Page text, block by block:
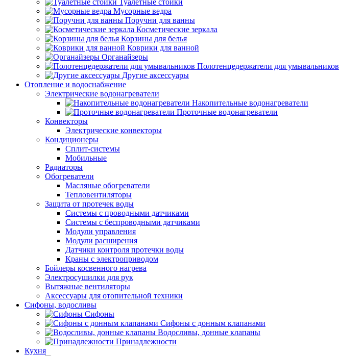
Туалетные стойки
Мусорные ведра
Поручни для ванны
Косметические зеркала
Корзины для белья
Коврики для ванной
Органайзеры
Полотенцедержатели для умывальников
Другие аксессуары
Отопление и водоснабжение
Электрические водонагреватели
Накопительные водонагреватели
Проточные водонагреватели
Конвекторы
Электрические конвекторы
Кондиционеры
Сплит-системы
Мобильные
Радиаторы
Обогреватели
Масляные обогреватели
Тепловентиляторы
Защита от протечек воды
Системы с проводными датчиками
Системы с беспроводными датчиками
Модули управления
Модули расширения
Датчики контроля протечки воды
Краны с электроприводом
Бойлеры косвенного нагрева
Электросушилки для рук
Вытяжные вентиляторы
Аксессуары для отопительной техники
Сифоны, водосливы
Сифоны
Сифоны с донным клапанами
Водосливы, донные клапаны
Принадлежности
Кухня